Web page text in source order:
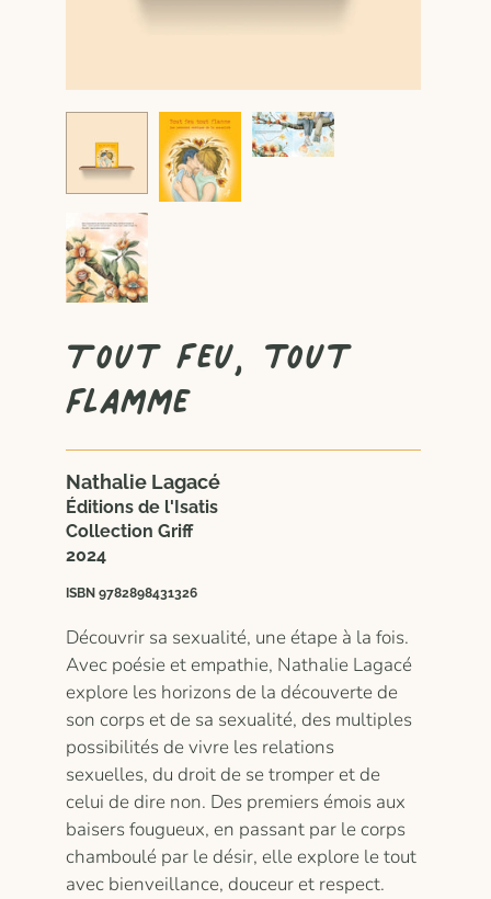
Tout feu, tout
flamme
Nathalie Lagacé
Éditions de l'Isatis
Collection Griff
2024
ISBN 9782898431326
Découvrir sa sexualité, une étape à la fois.
Avec poésie et empathie, Nathalie Lagacé
explore les horizons de la découverte de
son corps et de sa sexualité, des multiples
possibilités de vivre les relations
sexuelles, du droit de se tromper et de
celui de dire non. Des premiers émois aux
baisers fougueux, en passant par le corps
chamboulé par le désir, elle explore le tout
avec bienveillance, douceur et respect.